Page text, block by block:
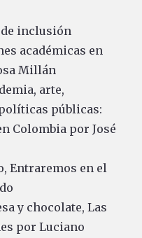
inclusión
académicas en
Millán
arte,
públicas:
Colombia por José
Entraremos en el
y chocolate, Las
por Luciano